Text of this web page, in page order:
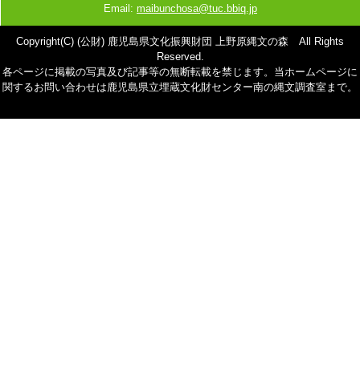
Email: maibunchosa@tuc.bbiq.jp
Copyright(C) (公財) 鹿児島県文化振興財団 上野原縄文の森 All Rights
Reserved.
各ページに掲載の写真及び記事等の無断転載を禁じます。当ホームページに
関するお問い合わせは鹿児島県立埋蔵文化財センター南の縄文調査室まで。